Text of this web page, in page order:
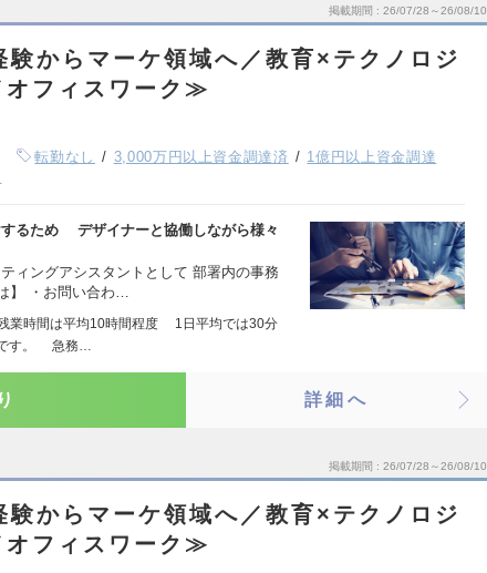
掲載期間 26/07/28～26/08/10
験からマーケ領域へ／教育×テクノロジ
フィスワーク≫
転勤なし 3,000万円以上資金調達済
1億円以上資金調達
るため デザイナーと協働しながら様々
ィングアシスタントとして 部署内の事務
】 ・お問い合わ…
業時間は平均10時間程度 1日平均では30分
です。 急務…
詳細へ
掲載期間 26/07/28～26/08/10
験からマーケ領域へ／教育×テクノロジ
フィスワーク≫